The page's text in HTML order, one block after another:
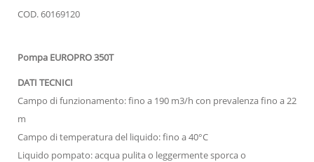
COD. 60169120
Pompa EUROPRO 350T
DATI TECNICI
Campo di funzionamento: fino a 190 m3/h con prevalenza fino a 22
m
Campo di temperatura del liquido: fino a 40°C
Liquido pompato: acqua pulita o leggermente sporca o